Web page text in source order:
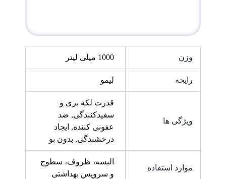
وزن 1000 میلی لیتر
رایحه لیمو
ویژگی ها
قدرت لکه بری و
سفیدکنندگی, ضد
عفونی کننده, ایجاد
درخشندگی, بدون بو
موارد استفاده
البسه، ظروف، سطوح
و سرویس بهداشتی